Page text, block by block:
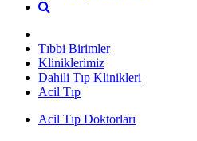
Tıbbi Birimler
Kliniklerimiz
Dahili Tıp Klinikleri
Acil Tıp
Acil Tıp Doktorları